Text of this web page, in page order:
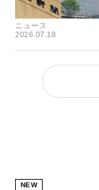
ニュース
2026.07.18
NEW